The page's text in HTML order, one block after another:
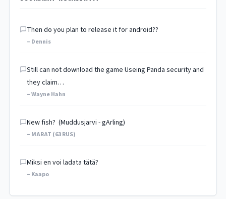
Then do you plan to release it for android??
– Dennis
Still can not download the game Useing Panda security and
they claim…
– Wayne Hahn
New fish? (Muddusjarvi - gArling)
– MARAT (63 RUS)
Miksi en voi ladata tätä?
– Kaapo